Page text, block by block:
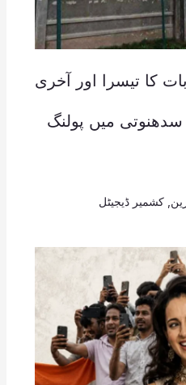
کا تیسرا اور آخری
سدھنوتی میں پولنگ
کشمیر ڈیجیٹل